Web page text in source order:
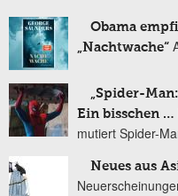
Obama
„Nachtwache“
„Spider-
Ein bisschen …
mutiert Spider-
Neues aus